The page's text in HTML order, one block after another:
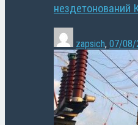
нездетонований
zapsich, 07/08/